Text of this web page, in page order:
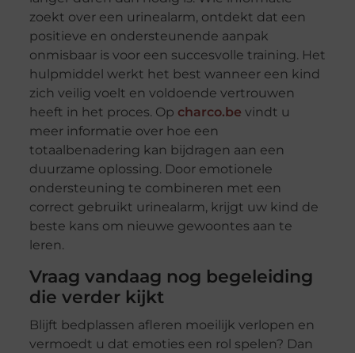
zoekt over een urinealarm, ontdekt dat een
positieve en ondersteunende aanpak
onmisbaar is voor een succesvolle training. Het
hulpmiddel werkt het best wanneer een kind
zich veilig voelt en voldoende vertrouwen
heeft in het proces. Op charco.be vindt u
meer informatie over hoe een
totaalbenadering kan bijdragen aan een
duurzame oplossing. Door emotionele
ondersteuning te combineren met een
correct gebruikt urinealarm, krijgt uw kind de
beste kans om nieuwe gewoontes aan te
leren.
Vraag vandaag nog begeleiding
die verder kijkt
Blijft bedplassen afleren moeilijk verlopen en
vermoedt u dat emoties een rol spelen? Dan